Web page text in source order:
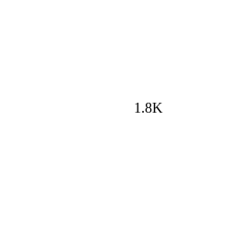
1.8K